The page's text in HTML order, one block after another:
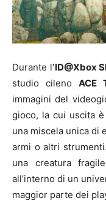
Durante l‘ID@Xbox
studio cileno ACE
immagini del
gioco, la cui uscita
una miscela unica di
armi o altri
una creatura
all’interno di un
maggior parte dei